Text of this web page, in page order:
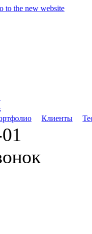
to the new website
Клиенты